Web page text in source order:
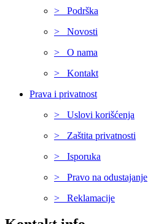
> Podrška
> Novosti
> O nama
> Kontakt
Prava i privatnost
> Uslovi korišćenja
> Zaštita privatnosti
> Isporuka
> Pravo na odustajanje
> Reklamacije